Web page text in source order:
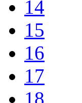
14
15
16
17
18